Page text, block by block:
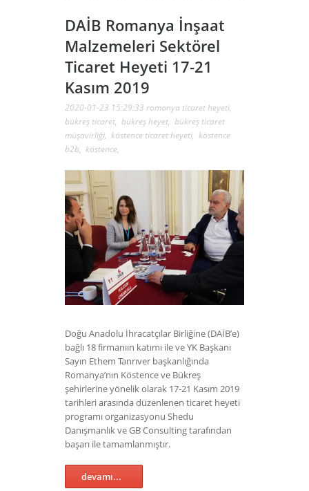
DAİB Romanya İnşaat
Malzemeleri Sektörel
Ticaret Heyeti 17-21
Kasım 2019
2020-01-23 15:29:33 romanya ticaret heyeti,
bükreş ticaret, bükreş heyet, bükreş ticaret
müşavirliği, köstence ticaret heyeti, köstence
b2b, köstence,
Doğu Anadolu İhracatçılar Birliğine (DAİB’e)
bağlı 18 firmanıın katımı ile ve YK Başkanı
Sayın Ethem Tanrıver başkanlığında
Romanya’nın Köstence ve Bükreş
şehirlerine yönelik olarak 17-21 Kasım 2019
tarihleri arasında düzenlenen ticaret heyeti
programı organizasyonu Shedu
Danışmanlık ve GB Consulting tarafından
başarı ile tamamlanmıştır.
devamı...